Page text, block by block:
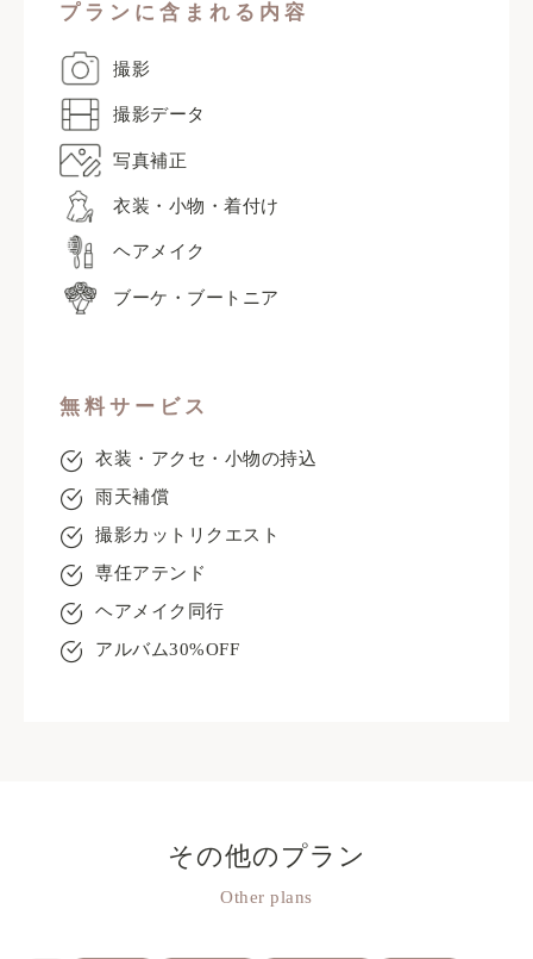
プランに含まれる内容
撮影
撮影データ
写真補正
衣装・小物・着付け
ヘアメイク
ブーケ・ブートニア
無料サービス
衣装・アクセ・小物の持込
雨天補償
撮影カットリクエスト
専任アテンド
ヘアメイク同行
アルバム30%OFF
その他のプラン
Other plans